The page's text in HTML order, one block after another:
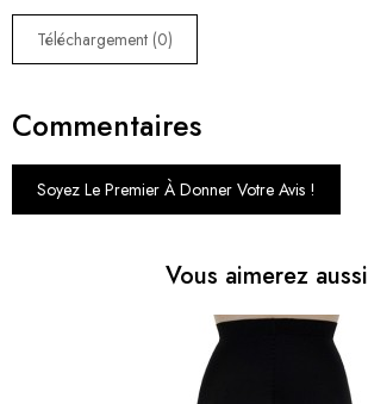
Téléchargement (0)
Commentaires
Soyez Le Premier À Donner Votre Avis !
Vous aimerez aussi